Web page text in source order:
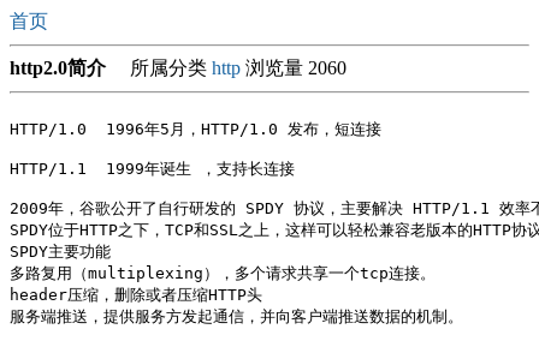
首页
http2.0简介所属分类 http 浏览量 2060
HTTP/1.0  1996年5月，HTTP/1.0 发布，短连接
HTTP/1.1  1999年诞生 ，支持长连接
2009年，谷歌公开了自行研发的 SPDY 协议，主要解决 HTTP/1.1 效率
SPDY位于HTTP之下，TCP和SSL之上，这样可以轻松兼容老版本的HTTP协
SPDY主要功能
多路复用（multiplexing），多个请求共享一个tcp连接。
header压缩，删除或者压缩HTTP头
服务端推送，提供服务方发起通信，并向客户端推送数据的机制。